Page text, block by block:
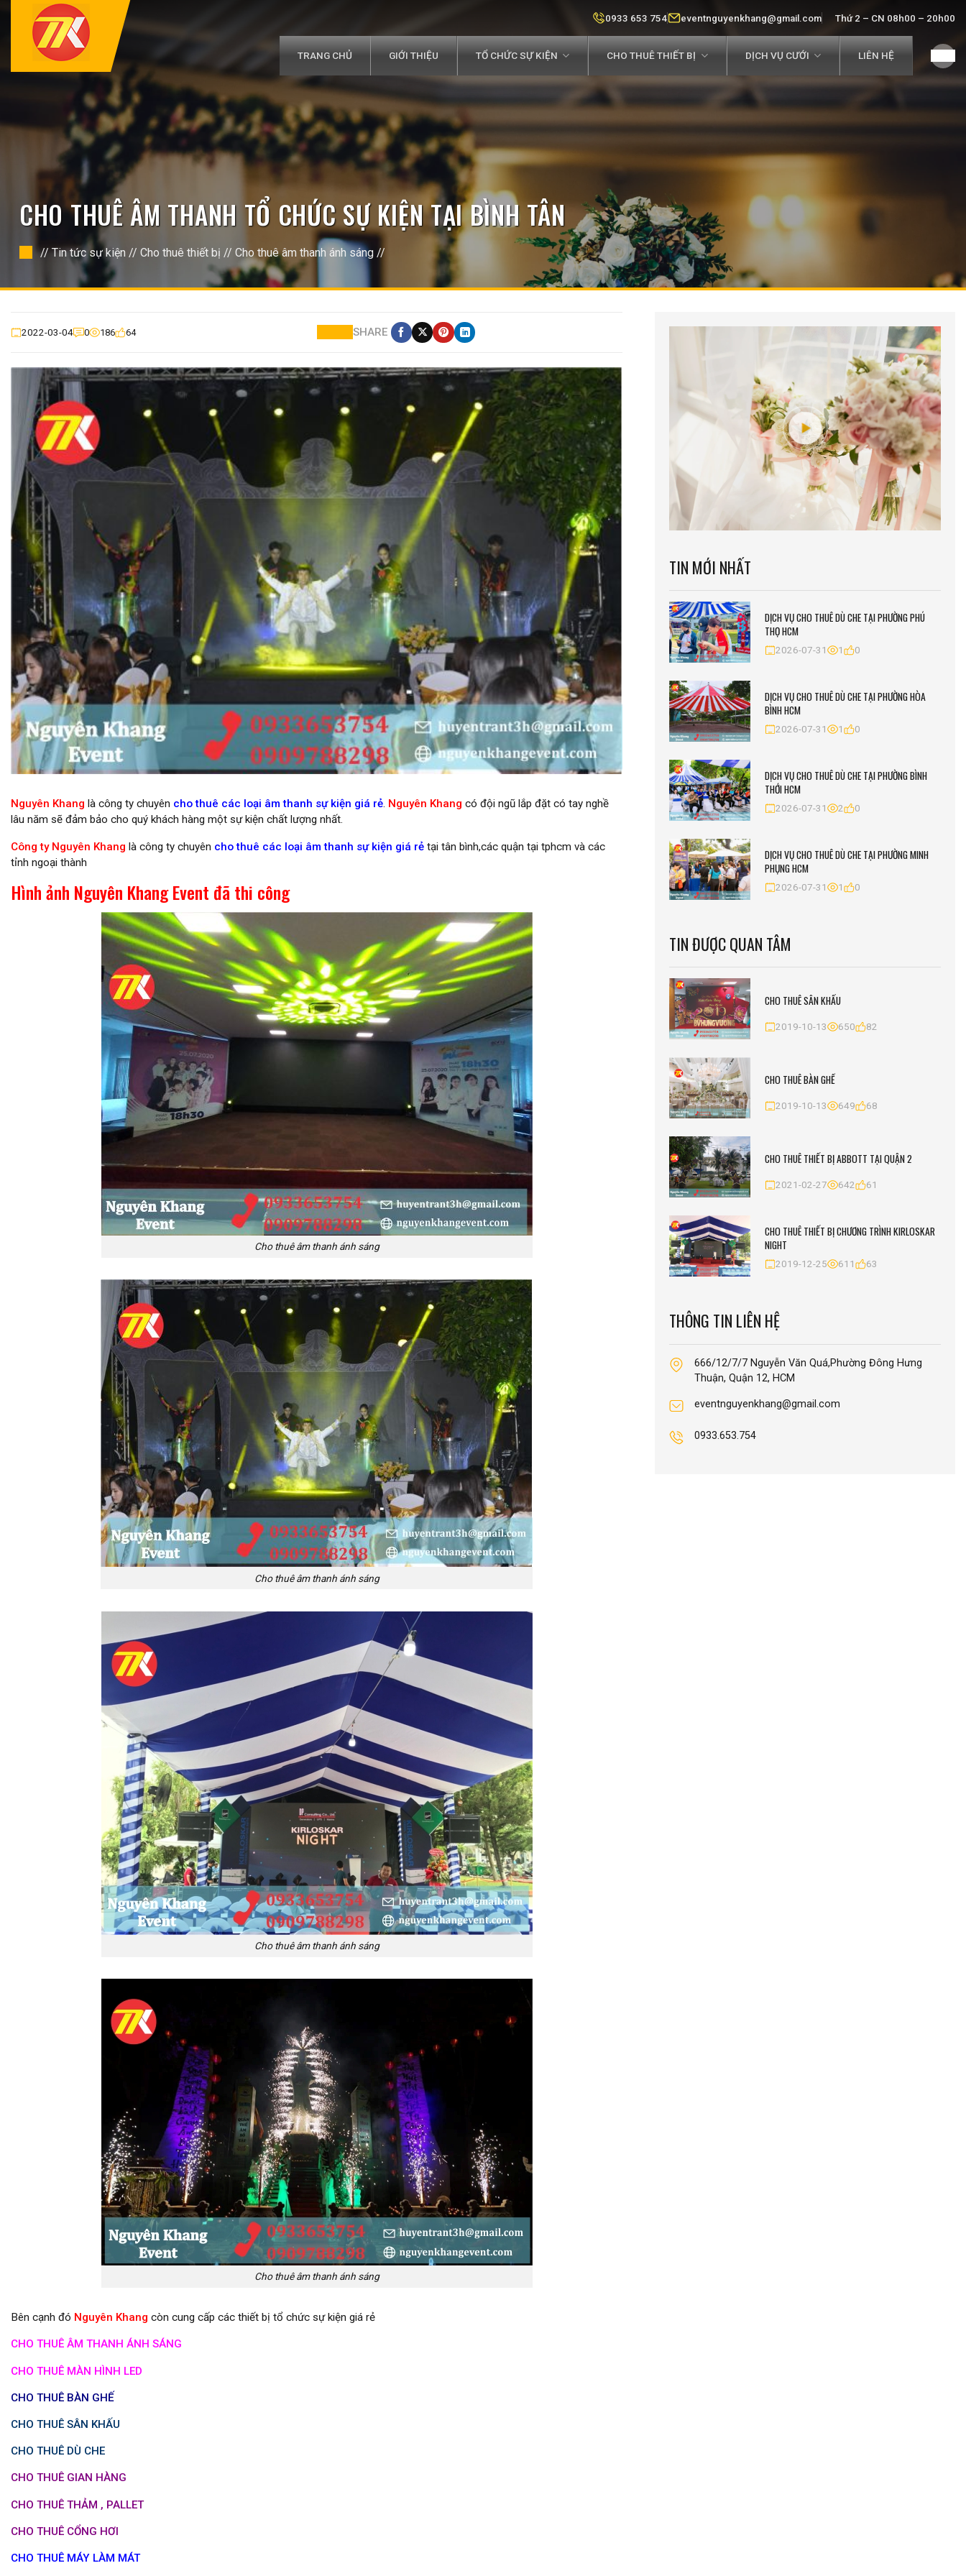
0933 653 754 eventnguyenkhang@gmail.com Thứ 2 – CN 08h00 – 20h00
TRANG CHỦ GIỚI THIỆU TỔ CHỨC SỰ KIỆN CHO THUÊ THIẾT BỊ DỊCH VỤ CƯỚI LIÊN HỆ
CHO THUÊ ÂM THANH TỔ CHỨC SỰ KIỆN TẠI BÌNH TÂN
//Tin tức sự kiện // Cho thuê thiết bị // Cho thuê âm thanh ánh sáng //
2022-03-04 0 186 64 SHARE
Nguyên Khang là công ty chuyên cho thuê các loại âm thanh sự kiện giá rẻ. Nguyên Khang có đội ngũ lắp đặt có tay nghề
lâu năm sẽ đảm bảo cho quý khách hàng một sự kiện chất lượng nhất.
Công ty Nguyên Khang là công ty chuyên cho thuê các loại âm thanh sự kiện giá rẻ tại tân bình,các quận tại tphcm và các
tỉnh ngoại thành
Hình ảnh Nguyên Khang Event đã thi công
Cho thuê âm thanh ánh sáng
Cho thuê âm thanh ánh sáng
Cho thuê âm thanh ánh sáng
Cho thuê âm thanh ánh sáng
Bên cạnh đó Nguyên Khang còn cung cấp các thiết bị tổ chức sự kiện giá rẻ
CHO THUÊ ÂM THANH ÁNH SÁNG
CHO THUÊ MÀN HÌNH LED
CHO THUÊ BÀN GHẾ
CHO THUÊ SÂN KHẤU
CHO THUÊ DÙ CHE
CHO THUÊ GIAN HÀNG
CHO THUÊ THẢM , PALLET
CHO THUÊ CỔNG HƠI
CHO THUÊ MÁY LÀM MÁT
TIN MỚI NHẤT
DỊCH VỤ CHO THUÊ DÙ CHE TẠI PHƯỜNG PHÚ
THỌ HCM
2026-07-31 1 0
DỊCH VỤ CHO THUÊ DÙ CHE TẠI PHƯỜNG HÒA
BÌNH HCM
2026-07-31 1 0
DỊCH VỤ CHO THUÊ DÙ CHE TẠI PHƯỜNG BÌNH
THỚI HCM
2026-07-31 2 0
DỊCH VỤ CHO THUÊ DÙ CHE TẠI PHƯỜNG MINH
PHỤNG HCM
2026-07-31 1 0
TIN ĐƯỢC QUAN TÂM
CHO THUÊ SÂN KHẤU
2019-10-13 650 82
CHO THUÊ BÀN GHẾ
2019-10-13 649 68
CHO THUÊ THIẾT BỊ ABBOTT TẠI QUẬN 2
2021-02-27 642 61
CHO THUÊ THIẾT BỊ CHƯƠNG TRÌNH KIRLOSKAR
NIGHT
2019-12-25 611 63
THÔNG TIN LIÊN HỆ
666/12/7/7 Nguyễn Văn Quá,Phường Đông Hưng
Thuận, Quận 12, HCM
eventnguyenkhang@gmail.com
0933.653.754